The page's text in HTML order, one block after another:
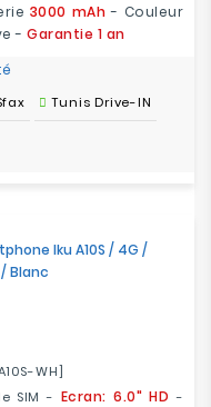
3000 mAh - Couleur
- Garantie 1 an
Tunis Drive-IN
Iku A10S / 4G /
Blanc
WH]
SIM - Ecran: 6.0" HD -